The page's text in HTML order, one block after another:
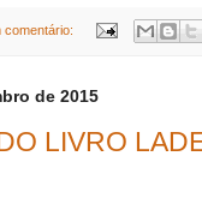
comentário:
de 2015
LIVRO